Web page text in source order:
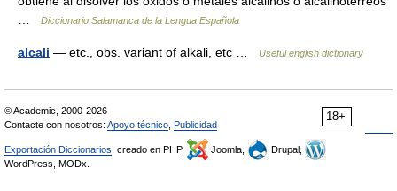
Diccionario Salamanca de la Lengua Española
alcali — etc., obs. variant of alkali, etc … Useful english dictionary
18+
© Academic, 2000-2026
Contacte con nosotros: Apoyo técnico Publicidad
Exportación Diccionarios , creado en PHP, Joomla,
Drupal,
WordPress, MODx.